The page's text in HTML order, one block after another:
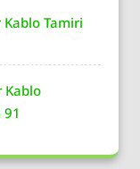
Kablo Tamiri
Kablo